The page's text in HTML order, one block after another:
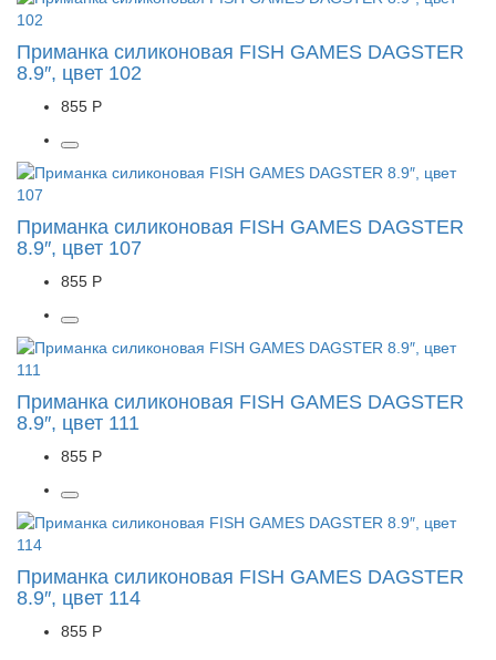
Приманка силиконовая FISH GAMES DAGSTER
8.9″, цвет 102
855 Р
Приманка силиконовая FISH GAMES DAGSTER
8.9″, цвет 107
855 Р
Приманка силиконовая FISH GAMES DAGSTER
8.9″, цвет 111
855 Р
Приманка силиконовая FISH GAMES DAGSTER
8.9″, цвет 114
855 Р